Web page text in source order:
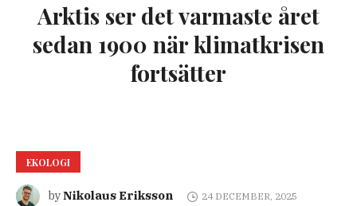
Arktis ser det varmaste året
sedan 1900 när klimatkrisen
fortsätter
EKOLOGI
byNikolaus Eriksson 24 DECEMBER, 2025